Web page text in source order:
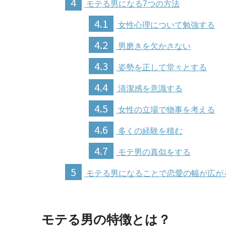
モテる男になる7つの方法
4.1 女性心理について勉強する
4.2 男磨きを欠かさない
4.3 姿勢を正して堂々とする
4.4 清潔感を意識する
4.5 女性の立場で物事を考える
4.6 多くの経験を積む
4.7 モテ男の真似をする
5 モテる男になることで恋愛の幅が広が
モテる男の特徴とは？